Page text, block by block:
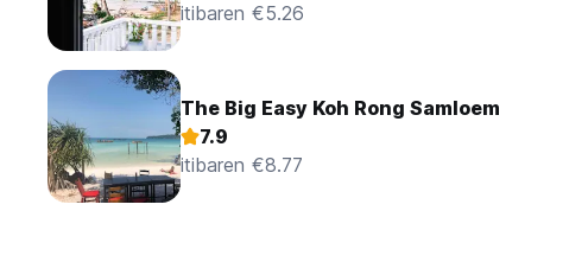
itibaren €5.26
The Big Easy Koh Rong Samloem
7.9
itibaren €8.77